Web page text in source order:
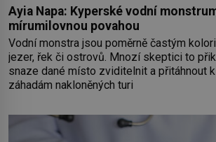
Ayia Napa: Kyperské vodní
mírumilovnou povahou
Vodní monstra jsou poměrně častým
jezer, řek či ostrovů. Mnozí skeptici to
snaze dané místo zviditelnit a přitáhnout
záhadám nakloněných turi